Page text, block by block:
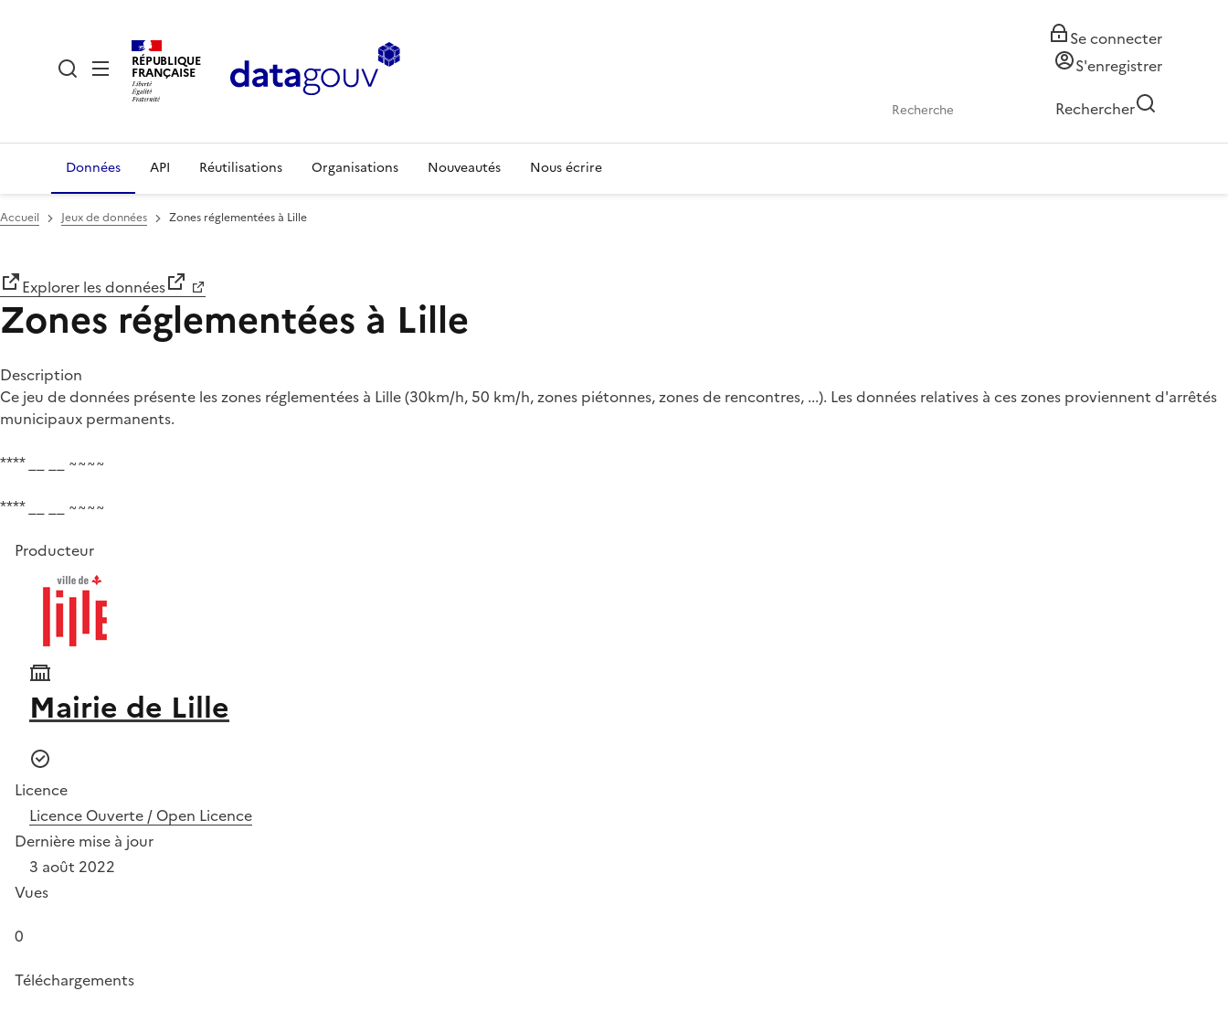
RÉPUBLIQUE
FRANÇAISE
Se connecter
S'enregistrer
Rechercher
Données API Réutilisations Organisations Nouveautés Nous écrire
Accueil Jeux de données Zones réglementées à Lille
Explorer les données
Zones réglementées à Lille
Description
Ce jeu de données présente les zones réglementées à Lille (30km/h, 50 km/h, zones piétonnes, zones de rencontres, ...). Les données relatives à ces zones proviennent d'arrêtés
municipaux permanents.
**** __ __ ~~~~
**** __ __ ~~~~
Producteur
Mairie de Lille
Licence
Licence Ouverte / Open Licence
Dernière mise à jour
3 août 2022
Vues
0
Téléchargements